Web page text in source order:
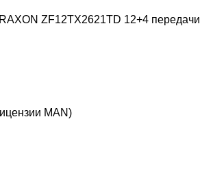
ZF12TX2621TD 12+4 передачи
МАN)